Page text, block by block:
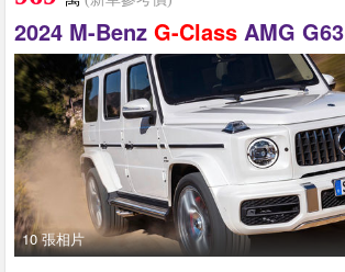
2024 M-Benz G-Class AMG G63
10 張相片